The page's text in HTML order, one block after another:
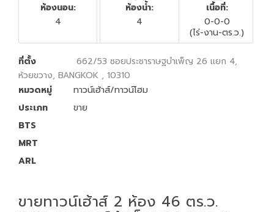
ห้องนอน:
4
ห้องน้ำ:
4
เนื้อที่:
0-0-0
(ไร่-งาน-ตร.ว.)
ที่ตั้ง
662/53 ซอยประชาราษฐบำเพ็ญ 26 แยก 4,
ห้วยขวาง, BANGKOK , 10310
หมวดหมู่
ทาวน์เฮ้าส์/ทาวน์โฮม
ประเภท
ขาย
BTS
MRT
ARL
ขายทาวน์เฮ้าส์ 2 ห้อง 46 ตร.ว.